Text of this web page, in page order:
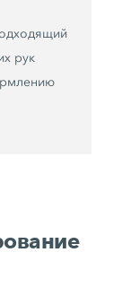
рук